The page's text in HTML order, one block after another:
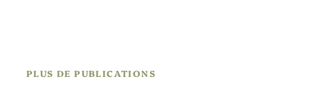
PLUS DE PUBLICATIONS